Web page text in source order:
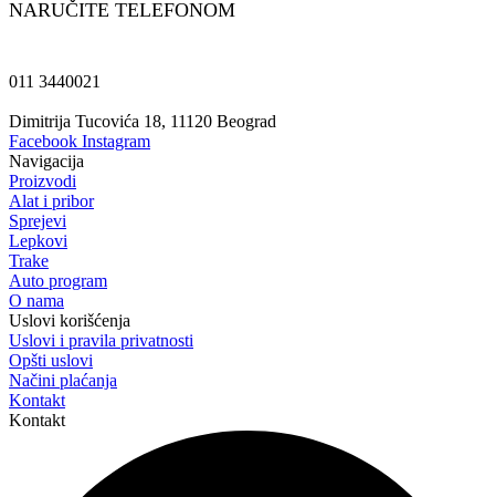
NARUČITE TELEFONOM
011 3440021
Dimitrija Tucovića 18, 11120 Beograd
Facebook Instagram
Navigacija
Proizvodi
Alat i pribor
Sprejevi
Lepkovi
Trake
Auto program
O nama
Uslovi korišćenja
Uslovi i pravila privatnosti
Opšti uslovi
Načini plaćanja
Kontakt
Kontakt